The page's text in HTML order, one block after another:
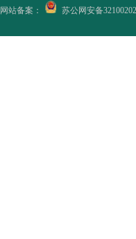
网站备案：
苏公网安备